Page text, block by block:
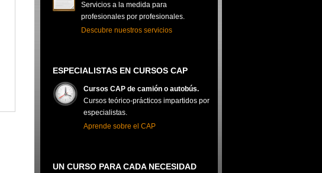
Servicios a la medida para
profesionales por profesionales.
Descubre nuestros servicios
ESPECIALISTAS EN CURSOS CAP
Cursos CAP de camión o autobús.
Cursos teórico-prácticos impartidos por
especialistas.
Aprende sobre el CAP
UN CURSO PARA CADA NECESIDAD